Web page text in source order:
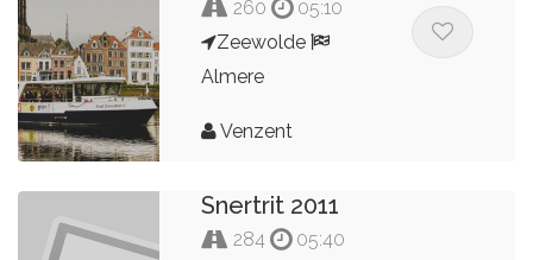
260
05:10
Zeewolde
Almere
Venzent
Snertrit 2011
284
05:40